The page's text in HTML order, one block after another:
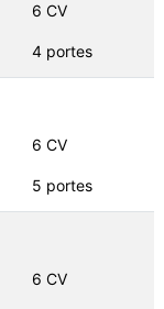
6 CV
4 portes
6 CV
5 portes
6 CV